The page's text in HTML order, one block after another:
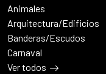
Animales
Arquitectura/Edificios
Banderas/Escudos
Carnaval
Ver todos